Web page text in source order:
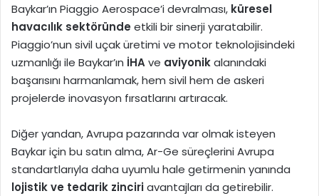
Baykar’ın Piaggio Aerospace’i devralması, küresel
havacılık sektöründeetkili bir sinerji yaratabilir.
Piaggio’nun sivil uçak üretimi ve motor teknolojisindeki
uzmanlığı ile Baykar’ın İHAve aviyonikalanındaki
başarısını harmanlamak, hem sivil hem de askeri
projelerde inovasyon fırsatlarını artıracak.
Diğer yandan, Avrupa pazarında var olmak isteyen
Baykar için bu satın alma, Ar-Ge süreçlerini Avrupa
standartlarıyla daha uyumlu hale getirmenin yanında
lojistik ve tedarik zinciriavantajları da getirebilir.